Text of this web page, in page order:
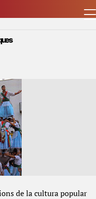
de la cultura popular